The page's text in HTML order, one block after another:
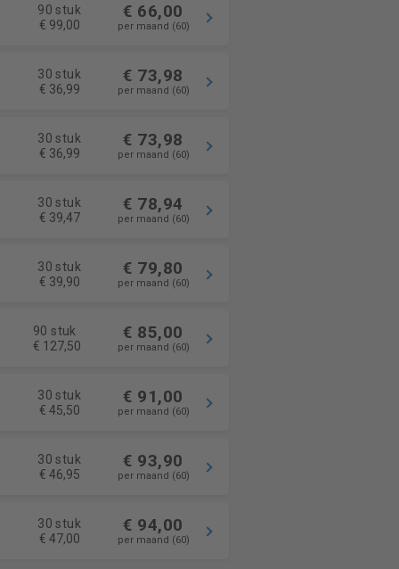
90 stuk
€ 99,00
€ 66,00
per maand (60)
30 stuk
€ 36,99
€ 73,98
per maand (60)
30 stuk
€ 36,99
€ 73,98
per maand (60)
30 stuk
€ 39,47
€ 78,94
per maand (60)
30 stuk
€ 39,90
€ 79,80
per maand (60)
90 stuk
€ 127,50
€ 85,00
per maand (60)
30 stuk
€ 45,50
€ 91,00
per maand (60)
30 stuk
€ 46,95
€ 93,90
per maand (60)
30 stuk
€ 47,00
€ 94,00
per maand (60)